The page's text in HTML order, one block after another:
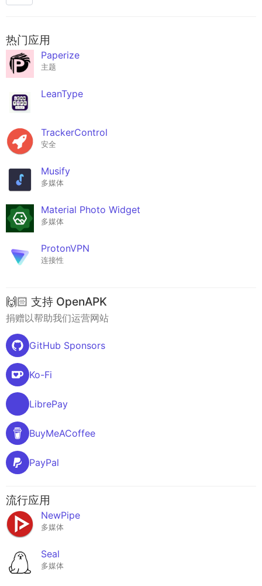
热门应用
Paperize
主题
LeanType
TrackerControl
安全
Musify
多媒体
Material Photo Widget
多媒体
ProtonVPN
连接性
🙌🏻 支持 OpenAPK
捐赠以帮助我们运营网站
GitHub Sponsors
Ko-Fi
LibrePay
BuyMeACoffee
PayPal
流行应用
NewPipe
多媒体
Seal
多媒体